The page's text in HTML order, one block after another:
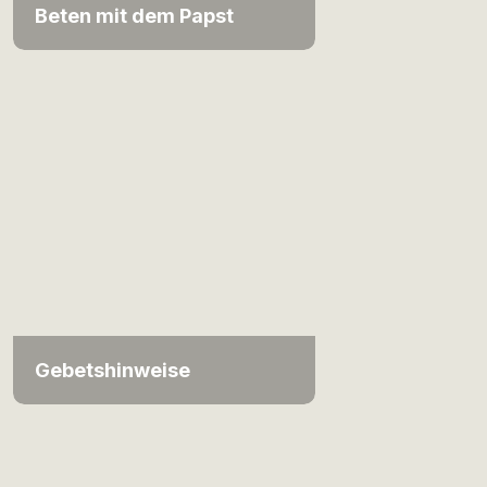
Beten mit dem Papst
Gebetshinweise